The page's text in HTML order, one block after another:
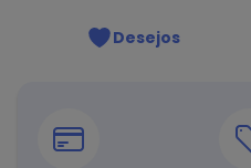
Desejos